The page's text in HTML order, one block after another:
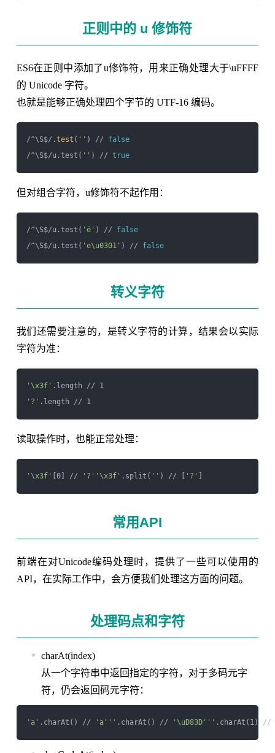
正则中的 u 修饰符
ES6在正则中添加了u修饰符，用来正确处理大于\uFFFF
的 Unicode 字符。
也就是能够正确处理四个字节的 UTF-16 编码。
/^\S$/.test ( '' ) // false
/^\S$/u.test( '' ) // true
但对组合字符，u修饰符不起作用：
/^\S$/u.test( 'é' ) // false
/^\S$/u.test( 'e\u0301' ) // false
转义字符
我们还需要注意的，是转义字符的计算，结果会以实际
字符为准：
'\x3f'
.length // 1
'?'
.length // 1
读取操作时，也能正常处理：
'\x3f' [0] // '?' '\x3f' .split( '' ) // [ '?'
常用API
前端在对Unicode编码处理时，提供了一些可以使用的
API，在实际工作中，会方便我们处理这方面的问题。
处理码点和字符
charAt(index)
从一个字符串中返回指定的字符，对于多码元字
符，仍会返回码元字符：
'a' .charAt() // 'a' '' .charAt() // '\uD83D' '' .charAt(1) //